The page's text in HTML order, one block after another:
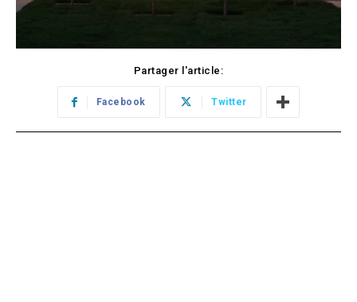
Partager l'article:
Facebook Twitter